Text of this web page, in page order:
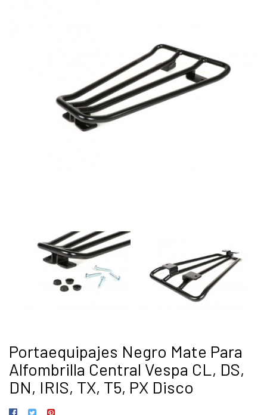
Portaequipajes Negro Mate Para
Alfombrilla Central Vespa CL, DS,
DN, IRIS, TX, T5, PX Disco